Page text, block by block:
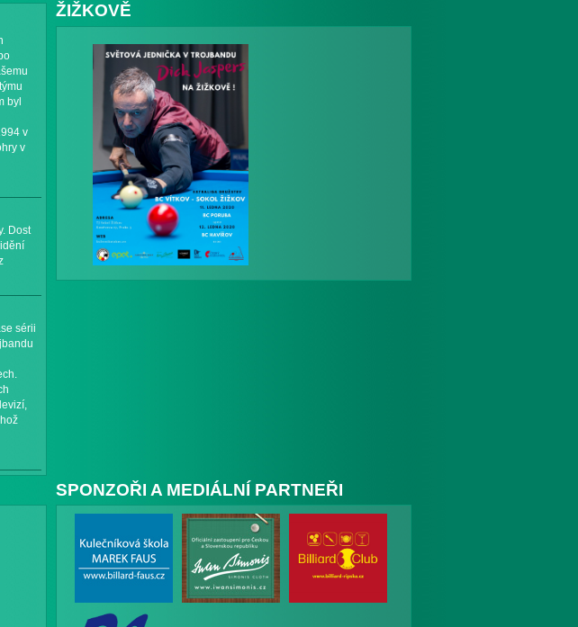
byl
v
v
Dost
sérii
ŽIŽKOVĚ
SPONZOŘI A MEDIÁLNÍ PARTNEŘI